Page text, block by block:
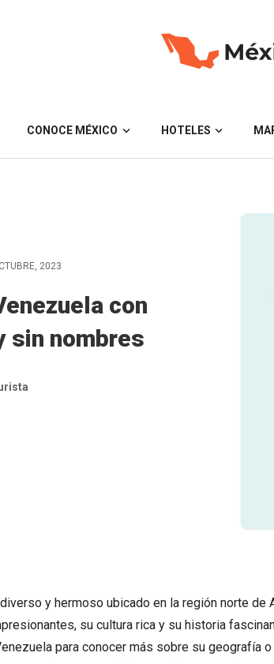
CONOCE MÉXICO HOTELES
2023
con
sin nombres
y hermoso ubicado en la región norte de
su cultura rica y su historia
para conocer más sobre su geografía